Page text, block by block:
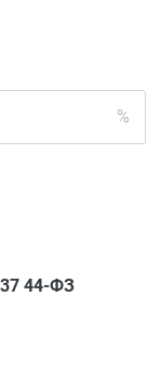
%
37 44-ФЗ